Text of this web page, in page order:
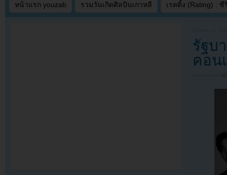
หน้าแรก youzab รวมวันเกิดศิลปินเกาหลี เรตติ้ง (Rating) : ซี
รัฐบ
คอน